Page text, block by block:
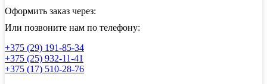
шлиц
DIN
Оформить заказ через:
Или позвоните нам по телефону:
+375 (29) 191-85-34
+375 (25) 932-11-41
+375 (17) 510-28-76